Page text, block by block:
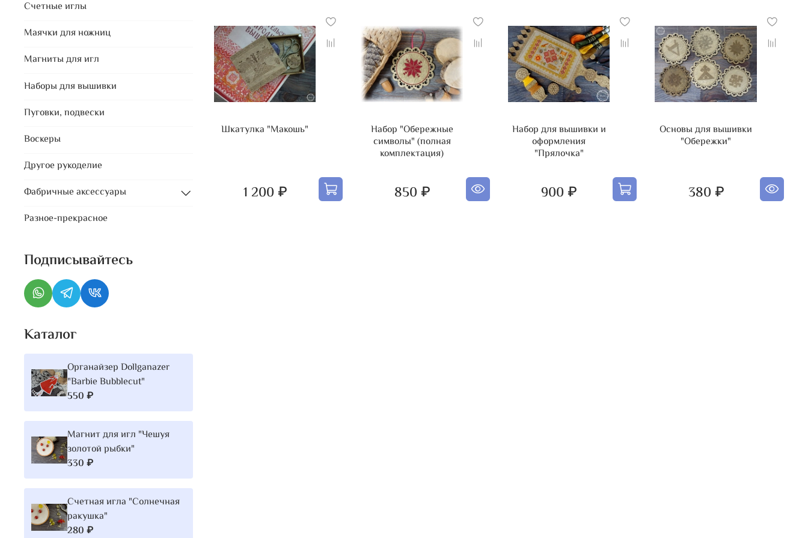
Шкатулка "Макошь"
1 200 ₽
Набор "Обережные
символы" (полная
комплектация)
850 ₽
Набор для вышивки и
оформления
"Прялочка"
900 ₽
Основы для вышивки
"Обережки"
380 ₽
Счетные иглы
Маячки для ножниц
Магниты для игл
Наборы для вышивки
Пуговки, подвески
Воскеры
Другое рукоделие
Фабричные аксессуары
Разное-прекрасное
Подписывайтесь
Каталог
Органайзер Dollganazer
"Barbie Bubblecut"
550 ₽
Магнит для игл "Чешуя
золотой рыбки"
330 ₽
Счетная игла "Солнечная
ракушка"
280 ₽